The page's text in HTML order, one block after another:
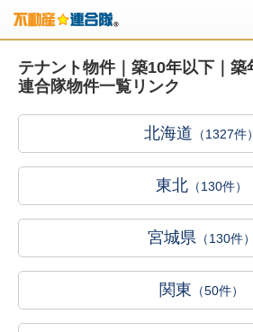
テナント物件｜築10年以下｜築
連合隊物件一覧リンク
北海道 （1327件）
東北 （130件）
宮城県 （130件）
関東 （50件）